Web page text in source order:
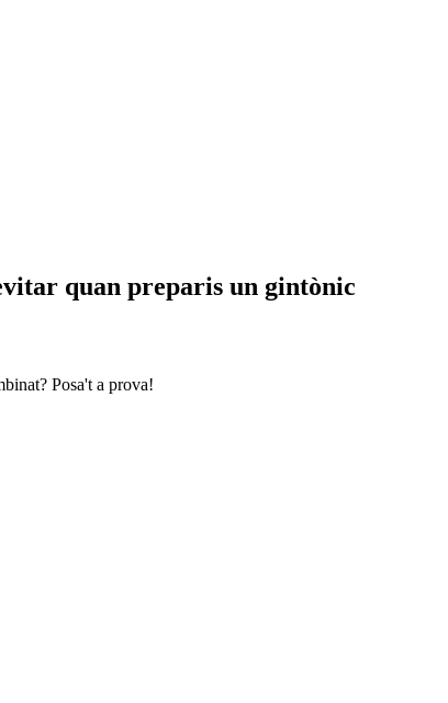
quan preparis un gintònic
Posa't a prova!